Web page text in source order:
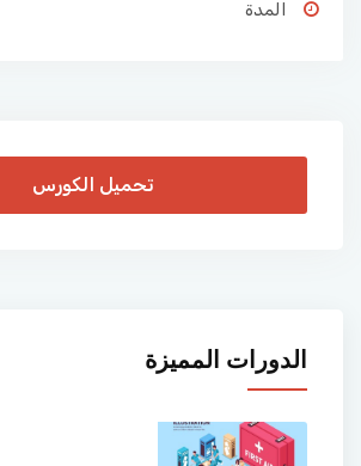
المدة
تحميل الكورس
الدورات المميزة